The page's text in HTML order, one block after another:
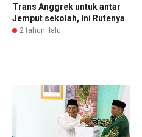
Trans Anggrek untuk antar
Jemput sekolah, Ini Rutenya
2 tahun lalu